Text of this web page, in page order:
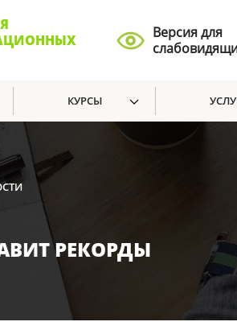
Версия для
КУРСЫ
РЕКОРДЫ